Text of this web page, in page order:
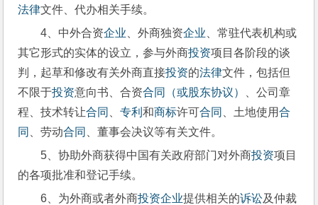
法律文件、代办相关手续。
4、中外合资企业 、外商独资企业 、常驻代表机构或
其它形式的实体的设立，参与外商投资项目各阶段的谈
判，起草和修改有关外商直接投资的法律文件，包括但
不限于投资意向书、合资合同（或股东协议）
、公司章
程、技术转让合同 、专利和商标许可合同 、土地使用合
同
、劳动合同
、董事会决议等有关文件。
5、协助外商获得中国有关政府部门对外商投资项目
的各项批准和登记手续。
6、为外商或者外商投资企业提供相关的诉讼及仲裁